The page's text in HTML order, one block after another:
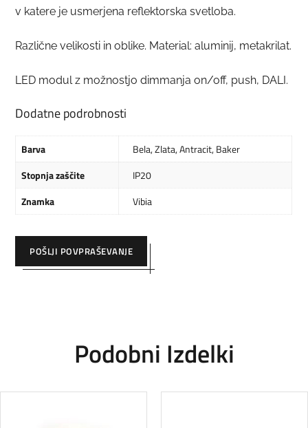
v katere je usmerjena reflektorska svetloba.
Različne velikosti in oblike. Material: aluminij, metakrilat.
LED modul z možnostjo dimmanja on/off, push, DALI.
Dodatne podrobnosti
Barva Bela,Zlata,Antracit,Baker
Stopnja zaščite
IP20
Znamka
Vibia
POŠLJI POVPRAŠEVANJE
Podobni Izdelki